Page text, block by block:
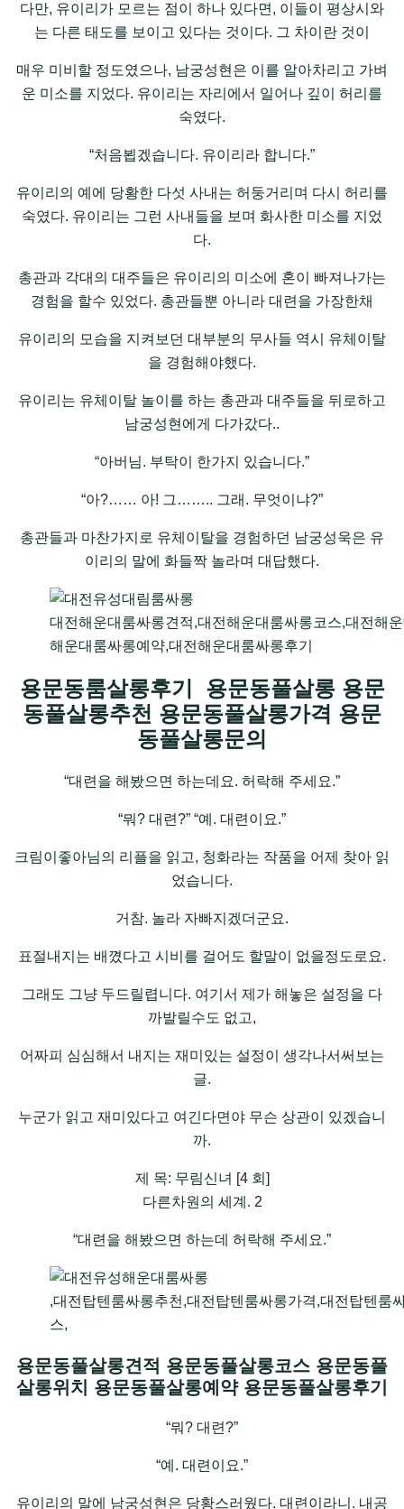
다만, 유이리가 모르는 점이 하나 있다면, 이들이 평상시와
는 다른 태도를 보이고 있다는 것이다. 그 차이란 것이
매우 미비할 정도였으나, 남궁성현은 이를 알아차리고 가벼
운 미소를 지었다. 유이리는 자리에서 일어나 깊이 허리를
숙였다.
“처음뵙겠습니다. 유이리라 합니다.”
유이리의 예에 당황한 다섯 사내는 허둥거리며 다시 허리를
숙였다. 유이리는 그런 사내들을 보며 화사한 미소를 지었
다.
총관과 각대의 대주들은 유이리의 미소에 혼이 빠져나가는
경험을 할수 있었다. 총관들뿐 아니라 대련을 가장한채
유이리의 모습을 지켜보던 대부분의 무사들 역시 유체이탈
을 경험해야했다.
유이리는 유체이탈 놀이를 하는 총관과 대주들을 뒤로하고
남궁성현에게 다가갔다..
“아버님. 부탁이 한가지 있습니다.”
“아?…… 아! 그…….. 그래. 무엇이냐?”
총관들과 마찬가지로 유체이탈을 경험하던 남궁성욱은 유
이리의 말에 화들짝 놀라며 대답했다.
대전해운대룸싸롱견적,대전해운대룸싸롱코스,대전해
해운대룸싸롱예약,대전해운대룸싸롱후기
용문동룸살롱후기 용문동풀살롱 용문
동풀살롱추천 용문동풀살롱가격 용문
동풀살롱문의
“대련을 해봤으면 하는데요. 허락해 주세요.”
“뭐? 대련?” “예. 대련이요.”
크림이좋아님의 리플을 읽고, 청화라는 작품을 어제 찾아 읽
었습니다.
거참. 놀라 자빠지겠더군요.
표절내지는 배꼈다고 시비를 걸어도 할말이 없을정도로요.
그래도 그냥 두드릴렵니다. 여기서 제가 해놓은 설정을 다
까발릴수도 없고,
어짜피 심심해서 내지는 재미있는 설정이 생각나서써보는
글.
누군가 읽고 재미있다고 여긴다면야 무슨 상관이 있겠습니
까.
제 목: 무림신녀 [4 회]
다른차원의 세계. 2
“대련을 해봤으면 하는데 허락해 주세요.”
,대전탑텐룸싸롱추천,대전탑텐룸싸롱가격,대전탑텐룸
스,
용문동풀살롱견적 용문동풀살롱코스 용문동풀
살롱위치 용문동풀살롱예약 용문동풀살롱후기
“뭐? 대련?”
“예. 대련이요.”
유이리의 말에 남궁성현은 당황스러웠다. 대련이라니. 내공